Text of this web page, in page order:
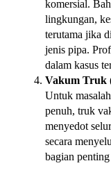
komersial.
lingkungan,
terutama jika
jenis pipa.
dalam kasus
Vakum Truk
Untuk
penuh, truk
menyedot
secara
bagian